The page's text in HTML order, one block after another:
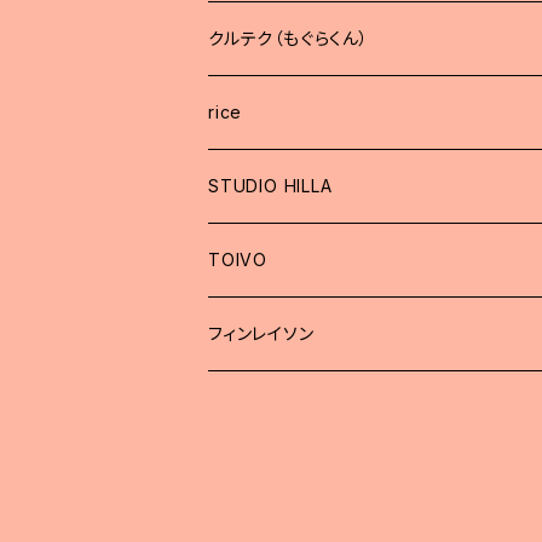
クルテク（もぐらくん）
rice
STUDIO HILLA
TOIVO
フィンレイソン